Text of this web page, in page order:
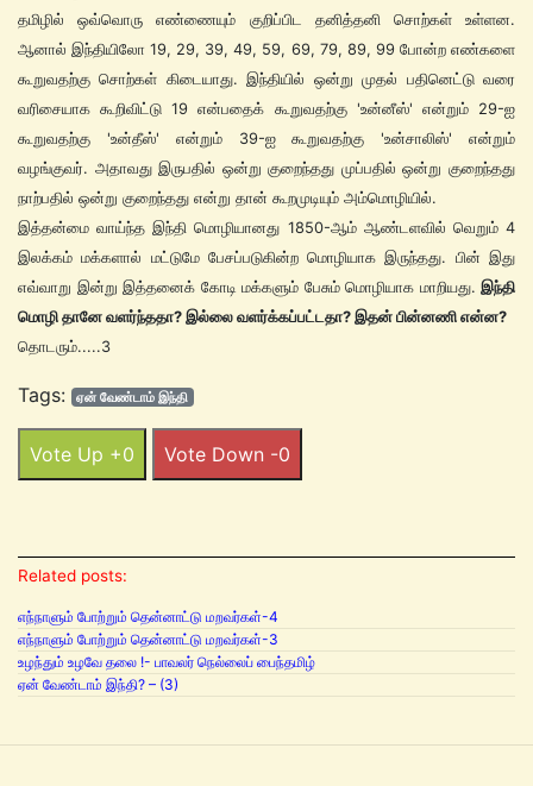
தமிழில் ஒவ்வொரு எண்ணையும் குறிப்பிட தனித்தனி சொற்கள் உள்ளன.
ஆனால் இந்தியிலோ 19, 29, 39, 49, 59, 69, 79, 89, 99 போன்ற எண்களை
கூறுவதற்கு சொற்கள் கிடையாது. இந்தியில் ஒன்று முதல் பதினெட்டு வரை
வரிசையாக கூறிவிட்டு 19 என்பதைக் கூறுவதற்கு 'உன்னீஸ்' என்றும் 29-ஐ
கூறுவதற்கு 'உன்தீஸ்' என்றும் 39-ஐ கூறுவதற்கு 'உன்சாலிஸ்' என்றும்
வழங்குவர். அதாவது இருபதில் ஒன்று குறைந்தது முப்பதில் ஒன்று குறைந்தது
நாற்பதில் ஒன்று குறைந்தது என்று தான் கூறமுடியும் அம்மொழியில்.
இத்தன்மை வாய்ந்த இந்தி மொழியானது 1850-ஆம் ஆண்டளவில் வெறும் 4
இலக்கம் மக்களால் மட்டுமே பேசப்படுகின்ற மொழியாக இருந்தது. பின் இது
எவ்வாறு இன்று இத்தனைக் கோடி மக்களும் பேசும் மொழியாக மாறியது. இந்தி
மொழி தானே வளர்ந்ததா? இல்லை வளர்க்கப்பட்டதா? இதன் பின்னணி என்ன?
தொடரும்.....3
Tags: ஏன் வேண்டாம் இந்தி
Vote Up +0 Vote Down -0
Related posts:
எந்நாளும் போற்றும் தென்னாட்டு மறவர்கள்-4
எந்நாளும் போற்றும் தென்னாட்டு மறவர்கள்-3
உழந்தும் உழவே தலை !- பாவலர் நெல்லைப் பைந்தமிழ்
ஏன் வேண்டாம் இந்தி? – (3)